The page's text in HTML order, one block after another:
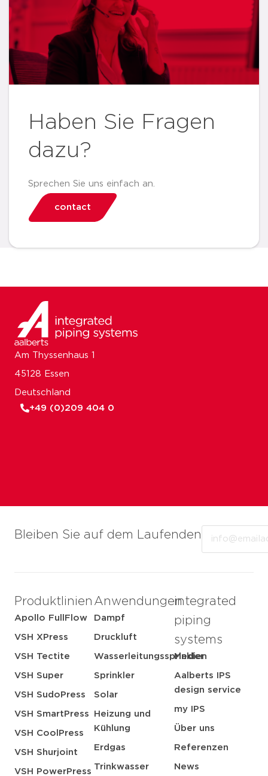
Haben Sie Fragen
dazu?
Sprechen Sie uns einfach an.
contact
Bleiben Sie auf dem Laufenden
Produktlinien
Apollo FullFlow
VSH XPress
VSH Tectite
VSH Super
VSH SudoPress
VSH SmartPress
VSH CoolPress
VSH Shurjoint
VSH PowerPress
Anwendungen
Dampf
Druckluft
Wasserleitungssprinkler
Sprinkler
Solar
Heizung und
Kühlung
Erdgas
Trinkwasser
integrated
piping
systems
Medien
Aalberts IPS
design service
my IPS
Über uns
Referenzen
News
Am Thyssenhaus 1
45128 Essen
Deutschland
+49 (0)209 404 0